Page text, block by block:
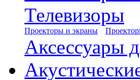
Телевизоры
Проекторы и экраны
Аксессуары